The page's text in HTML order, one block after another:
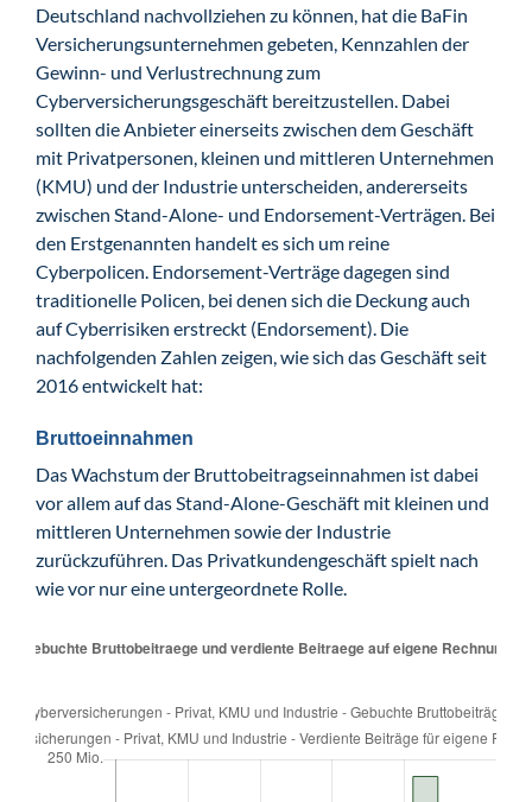
Deutschland nachvollziehen zu können, hat die BaFin
Versicherungsunternehmen gebeten, Kennzahlen der
Gewinn- und Verlustrechnung zum
Cyberversicherungsgeschäft bereitzustellen. Dabei
sollten die Anbieter einerseits zwischen dem Geschäft
mit Privatpersonen, kleinen und mittleren Unternehmen
(KMU) und der Industrie unterscheiden, andererseits
zwischen Stand-Alone- und Endorsement-Verträgen. Bei
den Erstgenannten handelt es sich um reine
Cyberpolicen. Endorsement-Verträge dagegen sind
traditionelle Policen, bei denen sich die Deckung auch
auf Cyberrisiken erstreckt (Endorsement). Die
nachfolgenden Zahlen zeigen, wie sich das Geschäft seit
2016 entwickelt hat:
Bruttoeinnahmen
Das Wachstum der Bruttobeitragseinnahmen ist dabei
vor allem auf das Stand-Alone-Geschäft mit kleinen und
mittleren Unternehmen sowie der Industrie
zurückzuführen. Das Privatkundengeschäft spielt nach
wie vor nur eine untergeordnete Rolle.